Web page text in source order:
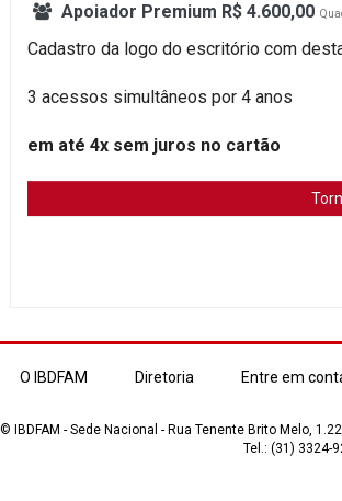
Apoiador Premium R$ 4.600,00
Cadastro da logo do escritório com
3 acessos simultâneos por 4 anos
em até 4x sem juros no cartão
O IBDFAM Diretoria Entre em
© IBDFAM - Sede Nacional - Rua Tenente Brito Melo,
Tel.: (31) 3324-